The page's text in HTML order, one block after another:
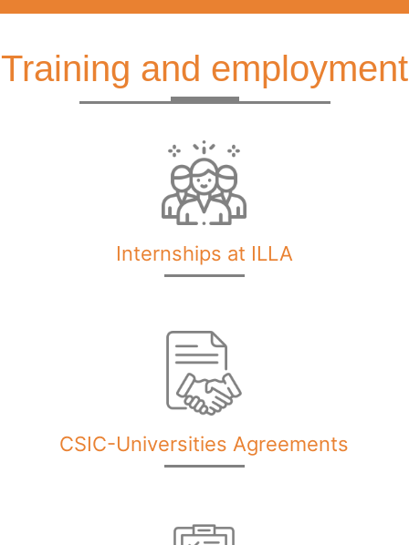
Training and employment
Internships at ILLA
CSIC-Universities Agreements